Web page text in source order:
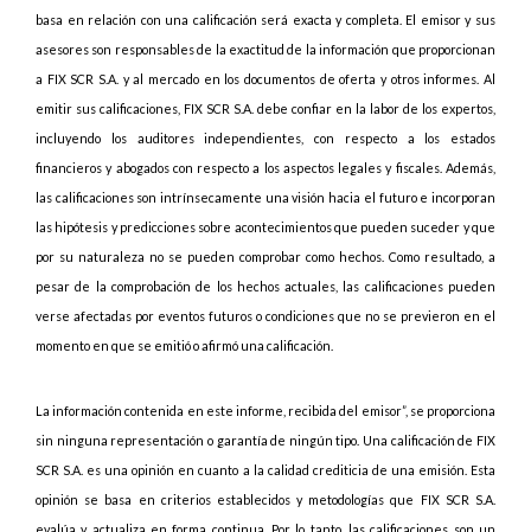
basa en relación con una calificación será exacta y completa. El emisor y sus
asesores son responsables de la exactitud de la información que proporcionan
a FIX SCR S.A. y al mercado en los documentos de oferta y otros informes. Al
emitir sus calificaciones, FIX SCR S.A. debe confiar en la labor de los expertos,
incluyendo los auditores independientes, con respecto a los estados
financieros y abogados con respecto a los aspectos legales y fiscales. Además,
las calificaciones son intrínsecamente una visión hacia el futuro e incorporan
las hipótesis y predicciones sobre acontecimientos que pueden suceder y que
por su naturaleza no se pueden comprobar como hechos. Como resultado, a
pesar de la comprobación de los hechos actuales, las calificaciones pueden
verse afectadas por eventos futuros o condiciones que no se previeron en el
momento en que se emitió o afirmó una calificación.
La información contenida en este informe, recibida del emisor”, se proporciona
sin ninguna representación o garantía de ningún tipo. Una calificación de FIX
SCR S.A. es una opinión en cuanto a la calidad crediticia de una emisión. Esta
opinión se basa en criterios establecidos y metodologías que FIX SCR S.A.